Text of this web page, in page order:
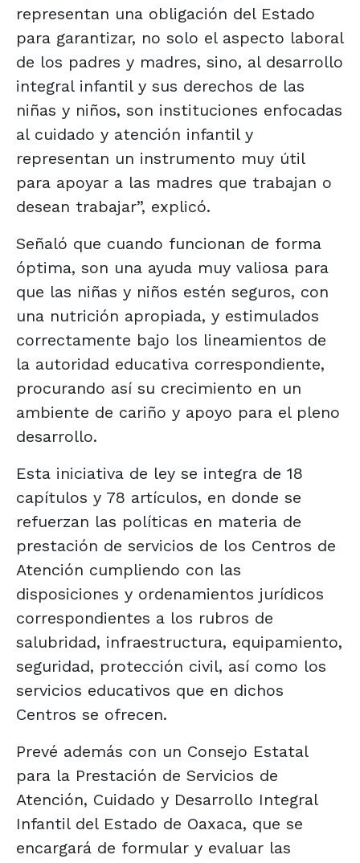
representan una obligación del Estado
para garantizar, no solo el aspecto laboral
de los padres y madres, sino, al desarrollo
integral infantil y sus derechos de las
niñas y niños, son instituciones enfocadas
al cuidado y atención infantil y
representan un instrumento muy útil
para apoyar a las madres que trabajan o
desean trabajar”, explicó.
Señaló que cuando funcionan de forma
óptima, son una ayuda muy valiosa para
que las niñas y niños estén seguros, con
una nutrición apropiada, y estimulados
correctamente bajo los lineamientos de
la autoridad educativa correspondiente,
procurando así su crecimiento en un
ambiente de cariño y apoyo para el pleno
desarrollo.
Esta iniciativa de ley se integra de 18
capítulos y 78 artículos, en donde se
refuerzan las políticas en materia de
prestación de servicios de los Centros de
Atención cumpliendo con las
disposiciones y ordenamientos jurídicos
correspondientes a los rubros de
salubridad, infraestructura, equipamiento,
seguridad, protección civil, así como los
servicios educativos que en dichos
Centros se ofrecen.
Prevé además con un Consejo Estatal
para la Prestación de Servicios de
Atención, Cuidado y Desarrollo Integral
Infantil del Estado de Oaxaca, que se
encargará de formular y evaluar las